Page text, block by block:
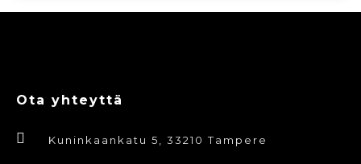
Ota yhteyttä
Kuninkaankatu 5, 33210 Tampere